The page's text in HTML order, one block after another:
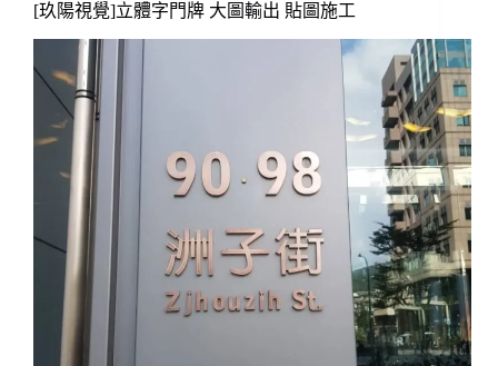
[玖陽視覺]立體字門牌 大圖輸出 貼圖施工